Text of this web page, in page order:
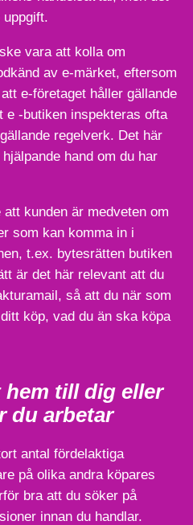
vara att kolla om
av e-märket, eftersom
e-företaget håller gällande
e -butiken inspekteras ofta
regelverk. Det här
hand om du har
kunden är medveten om
som kan komma in i
t.ex. bytesrätten butiken
är det här relevant att du
så att du när som
köp, vad du än ska köpa
hem till dig eller
du arbetar
antal fördelaktiga
på olika andra köpares
bra att du söker på
innan du handlar.